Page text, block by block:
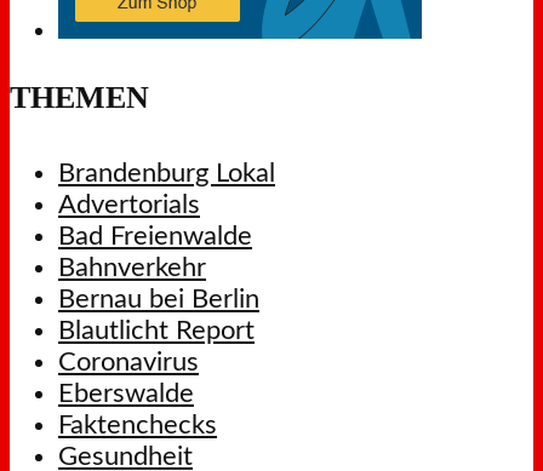
THEMEN
Brandenburg Lokal
Advertorials
Bad Freienwalde
Bahnverkehr
Bernau bei Berlin
Blautlicht Report
Coronavirus
Eberswalde
Faktenchecks
Gesundheit